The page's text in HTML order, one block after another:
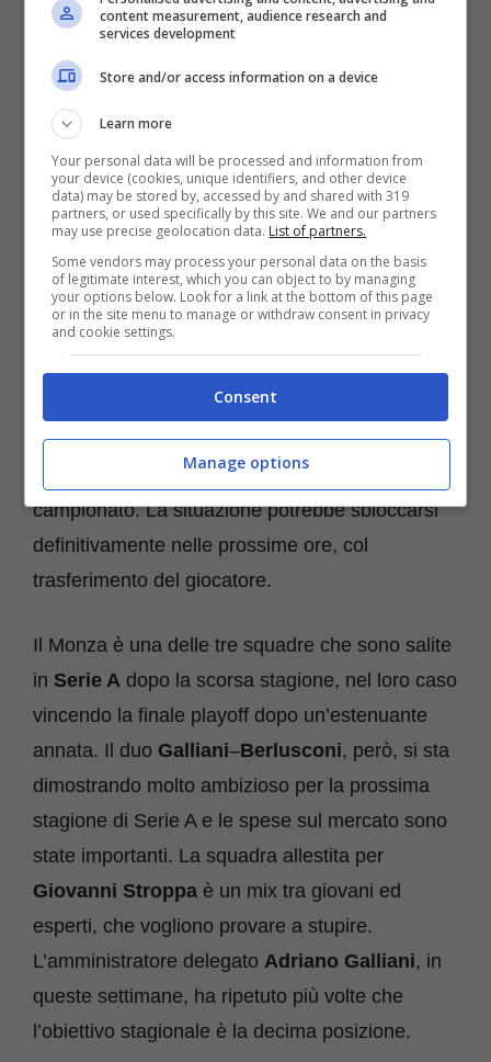
Secondo quanto riportato dalla redazione di
TuttoJuve, il Monzasarebbe in grande pressing
per avereNicolò Rovella, centrocampista molto
giovane della Juventus. La società brianzola,
targata daAdriano GallianieSilvio
Berlusconi , starebbe infatti spingendo per
avere l’ex Genoa
secco. Questa soluzione è, attualmente, vagliata
dalla società bianconera che la vede come una
grande opportunità per il calciatore di mettersi in
mostra, e farsi le ossa, nel nostro massimo
campionato. La situazione potrebbe sbloccarsi
definitivamente nelle prossime ore, col
trasferimento del giocatore.
Il Monza è una delle tre squadre che sono salite
in Serie A dopo la scorsa stagione, nel loro caso
vincendo la finale playoff dopo un’estenuante
annata. Il duo Galliani–Berlusconi, però, si sta
dimostrando molto ambizioso per la prossima
stagione di Serie A e le spese sul mercato sono
state importanti. La squadra allestita per
Giovanni Stroppa è un mix tra giovani ed
esperti, che vogliono provare a stupire.
L’amministratore delegato Adriano Galliani, in
queste settimane, ha ripetuto più volte che
l’obiettivo stagionale è la decima posizione.
content measurement, audience research and
services development
Store and/or access information on a device
Learn more
Your personal data will be processed and information from
your device (cookies, unique identifiers, and other device
data) may be stored by, accessed by and shared with 319
partners, or used specifically by this site. We and our partners
may use precise geolocation data. List of partners.
Some vendors may process your personal data on the basis
of legitimate interest, which you can object to by managing
your options below. Look for a link at the bottom of this page
or in the site menu to manage or withdraw consent in privacy
and cookie settings.
Consent
Manage options